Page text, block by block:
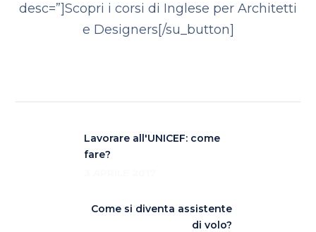
desc=”]Scopri i corsi di Inglese per Architetti
e Designers[/su_button]
Lavorare all'UNICEF: come
fare?
Come si diventa assistente
di volo?